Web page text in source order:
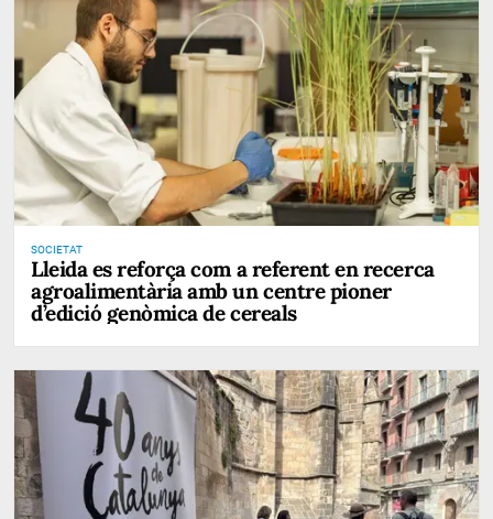
SOCIETAT
Lleida es reforça com a referent en recerca
agroalimentària amb un centre pioner
d’edició genòmica de cereals